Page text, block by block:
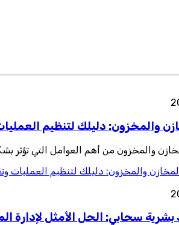
والمخزون: دليلك لتنظيم
والمخزون من أهم العوامل التي تؤثر
والمخزون: دليلك لتنظيم العمليات
بشرية سحابي: الحل الأمثل لإدارة